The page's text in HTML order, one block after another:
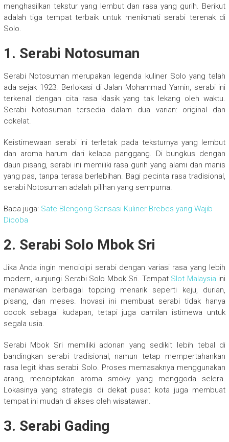
menghasilkan tekstur yang lembut dan rasa yang gurih. Berikut
adalah tiga tempat terbaik untuk menikmati serabi terenak di
Solo.
1. Serabi Notosuman
Serabi Notosuman merupakan legenda kuliner Solo yang telah
ada sejak 1923. Berlokasi di Jalan Mohammad Yamin, serabi ini
terkenal dengan cita rasa klasik yang tak lekang oleh waktu.
Serabi Notosuman tersedia dalam dua varian: original dan
cokelat.
Keistimewaan serabi ini terletak pada teksturnya yang lembut
dan aroma harum dari kelapa panggang. Di bungkus dengan
daun pisang, serabi ini memiliki rasa gurih yang alami dan manis
yang pas, tanpa terasa berlebihan. Bagi pecinta rasa tradisional,
serabi Notosuman adalah pilihan yang sempurna.
Baca juga: Sate Blengong Sensasi Kuliner Brebes yang Wajib
Dicoba
2. Serabi Solo Mbok Sri
Jika Anda ingin mencicipi serabi dengan variasi rasa yang lebih
modern, kunjungi Serabi Solo Mbok Sri. Tempat Slot Malaysia ini
menawarkan berbagai topping menarik seperti keju, durian,
pisang, dan meses. Inovasi ini membuat serabi tidak hanya
cocok sebagai kudapan, tetapi juga camilan istimewa untuk
segala usia.
Serabi Mbok Sri memiliki adonan yang sedikit lebih tebal di
bandingkan serabi tradisional, namun tetap mempertahankan
rasa legit khas serabi Solo. Proses memasaknya menggunakan
arang, menciptakan aroma smoky yang menggoda selera.
Lokasinya yang strategis di dekat pusat kota juga membuat
tempat ini mudah di akses oleh wisatawan.
3. Serabi Gading